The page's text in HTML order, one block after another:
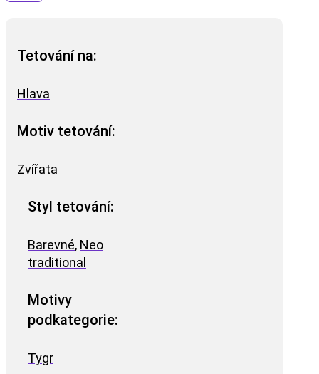
Tetování na:
Hlava
Motiv tetování:
Zvířata
Styl tetování:
Barevné, Neo
traditional
Motivy
podkategorie:
Tygr